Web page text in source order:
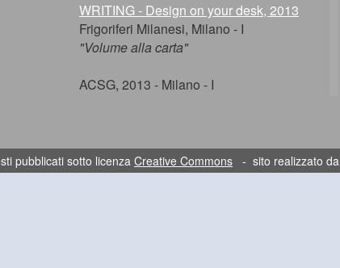
WRITING - Design on your desk, 2013
Frigoriferi Milanesi, Milano - I
"Volume alla carta"
ACSG, 2013 - Milano - I
Palazzo Reale, Milano - I
"Legatoria, mestiere ed arte"
pubblicati sotto licenza Creative Commons - sito realizzato da